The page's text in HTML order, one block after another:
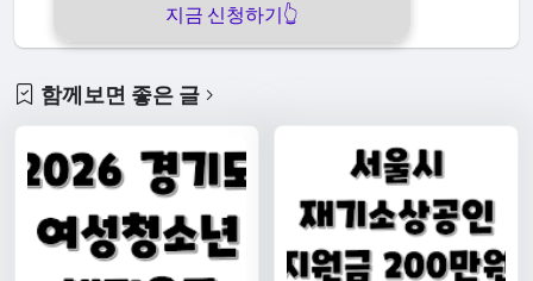
지금 신청하기👆️
공유
함께보면 좋은 글